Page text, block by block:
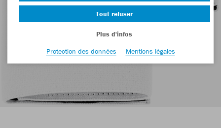
Tout refuser
Plus d'infos
Protection des données
Mentions légales